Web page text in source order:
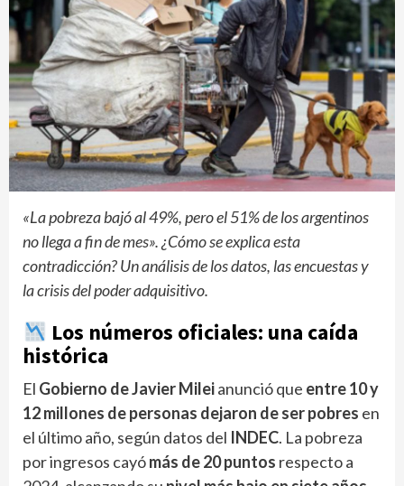
«La pobreza bajó al 49%, pero el 51% de los argentinos
no llega a fin de mes». ¿Cómo se explica esta
contradicción? Un análisis de los datos, las encuestas y
la crisis del poder adquisitivo.
Los números oficiales: una caída
histórica
El Gobierno de Javier Mileianunció que entre 10 y
12 millones de personas dejaron de ser pobres en
el último año, según datos del INDEC. La pobreza
por ingresos cayómás de 20 puntos respecto a